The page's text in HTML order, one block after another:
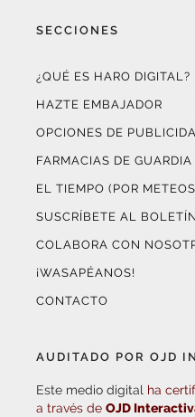
SECCIONES
¿QUÉ ES HARO DIGITAL?
HAZTE EMBAJADOR
OPCIONES DE
FARMACIAS DE GUARDIA
EL TIEMPO (POR
SUSCRÍBETE AL
COLABORA CON
¡WASAPÉANOS!
CONTACTO
AUDITADO POR OJD
Este medio digital ha
a través de OJD